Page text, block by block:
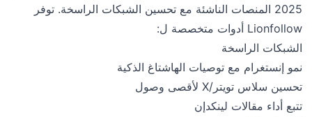
2025 المنصات الناشئة مع تحسين الشبكات الراسخة. توفر
Lionfollow أدوات متخصصة ل:
الشبكات الراسخة
نمو إنستغرام مع توصيات الهاشتاغ الذكية
تحسين سلاس تويتر/X لأقصى وصول
تتبع أداء مقالات لينكدإن